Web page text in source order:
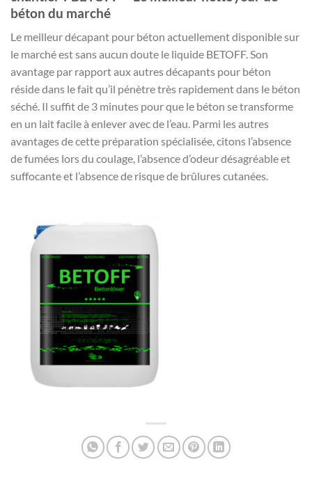
béton du marché
Le meilleur décapant pour béton actuellement disponible sur
le marché est sans aucun doute le liquide BETOFF. Son
avantage par rapport aux autres décapants pour béton
réside dans le fait qu’il pénètre très rapidement dans le béton
séché. Il suffit de 3 minutes pour que le béton se transforme
en un lait facile à enlever avec de l’eau. Parmi les autres
avantages de cette préparation spécialisée, citons l’absence
de fumées lors du coulage, l’absence d’odeur désagréable et
suffocante et l’absence de risque de brûlures cutanées.